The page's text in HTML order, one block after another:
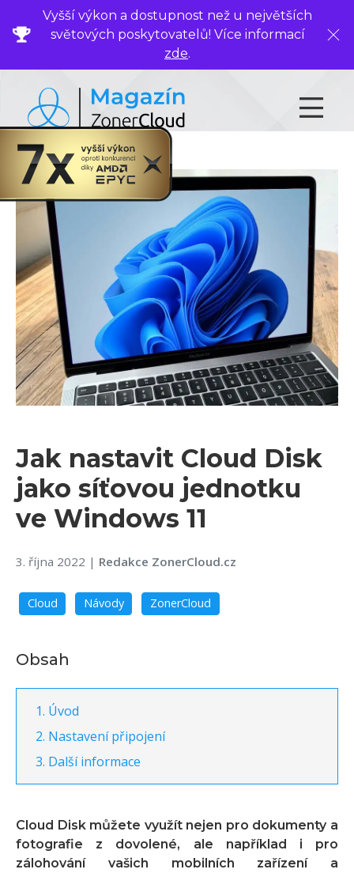
Vyšší výkon a dostupnost než u největších
světových poskytovatelů! Více informací
zde.
Jak nastavit Cloud Disk
jako síťovou jednotku
ve Windows 11
3. října 2022 | Redakce ZonerCloud.cz
Cloud Návody ZonerCloud
Obsah
Úvod
Nastavení připojení
Další informace
Cloud Disk můžete využít nejen pro dokumenty a
fotografie z dovolené, ale například i pro
zálohování vašich mobilních zařízení a